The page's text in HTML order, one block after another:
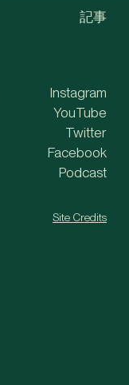
記事
Instagram
YouTube
Twitter
Facebook
Podcast
Site Credits